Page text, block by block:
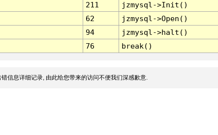
211
jzmysql->Init()
62
jzmysql->Open()
94
jzmysql->halt()
76 break()
信息详细记录, 由此给您带来的访问不便我们深感歉意.